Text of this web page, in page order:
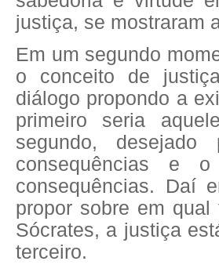
justiça, se mostraram
Em um segundo
o conceito de
diálogo propondo a
primeiro seria
segundo,
consequências e
consequências. Daí
propor sobre em
Sócrates, a justiça
terceiro.